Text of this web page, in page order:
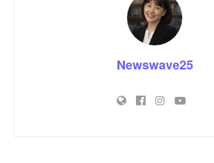
Newswave25